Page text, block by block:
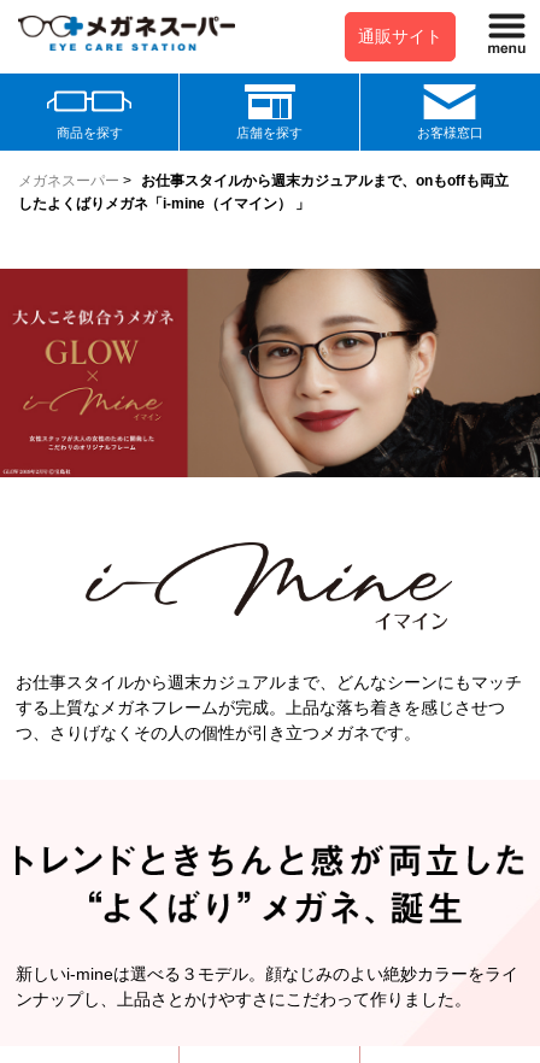
通販サイト
商品を探す 店舗を探す お客様窓口
メガネスーパー >
お仕事スタイルから週末カジュアルまで、onもoffも両立
したよくばりメガネ「i-mine（イマイン） 」
お仕事スタイルから週末カジュアルまで、どんなシーンにもマッチ
する上質なメガネフレームが完成。上品な落ち着きを感じさせつ
つ、さりげなくその人の個性が引き立つメガネです。
新しいi-mineは選べる３モデル。顔なじみのよい絶妙カラーをライ
ンナップし、上品さとかけやすさにこだわって作りました。